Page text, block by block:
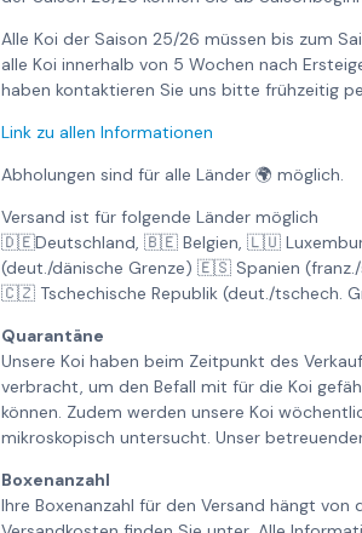
Alle Koi der Saison 25/26 müssen bis zum
alle Koi innerhalb von 5 Wochen nach
haben kontaktieren Sie uns bitte frühzeitig
Link zu allen Informationen
Abholungen sind für alle Länder 🌍 möglich.
Versand ist für folgende Länder möglich
🇩🇪Deutschland, 🇧🇪 Belgien, 🇱🇺
(deut./dänische Grenze) 🇪🇸 Spanien
🇨🇿 Tschechische Republik (deut./tschech.
Quarantäne
Unsere Koi haben beim Zeitpunkt des
verbracht, um den Befall mit für die Koi
können. Zudem werden unsere Koi
mikroskopisch untersucht. Unser
Boxenanzahl
Ihre Boxenanzahl für den Versand hängt